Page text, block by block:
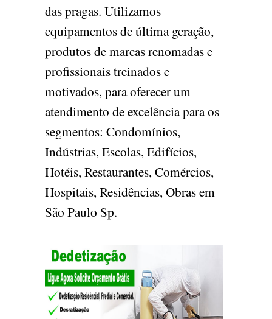
das pragas. Utilizamos
equipamentos de última geração,
produtos de marcas renomadas e
profissionais treinados e
motivados, para oferecer um
atendimento de excelência para os
segmentos: Condomínios,
Indústrias, Escolas, Edifícios,
Hotéis, Restaurantes, Comércios,
Hospitais, Residências, Obras em
São Paulo Sp.